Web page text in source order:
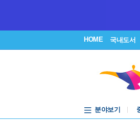
HOME 국내도서
분야보기